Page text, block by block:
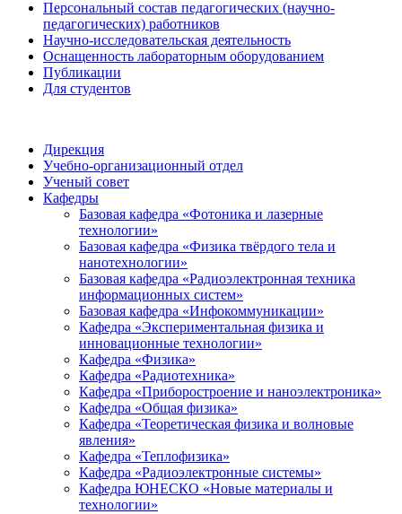
Персональный состав педагогических (научно-
педагогических) работников
Научно-исследовательская деятельность
Оснащенность лабораторным оборудованием
Публикации
Для студентов
Дирекция
Учебно-организационный отдел
Ученый совет
Кафедры
Базовая кафедра «Фотоника и лазерные
технологии»
Базовая кафедра «Физика твёрдого тела и
нанотехнологии»
Базовая кафедра «Радиоэлектронная техника
информационных систем»
Базовая кафедра «Инфокоммуникации»
Кафедра «Экспериментальная физика и
инновационные технологии»
Кафедра «Физика»
Кафедра «Радиотехника»
Кафедра «Приборостроение и наноэлектроника»
Кафедра «Общая физика»
Кафедра «Теоретическая физика и волновые
явления»
Кафедра «Теплофизика»
Кафедра «Радиоэлектронные системы»
Кафедра ЮНЕСКО «Новые материалы и
технологии»